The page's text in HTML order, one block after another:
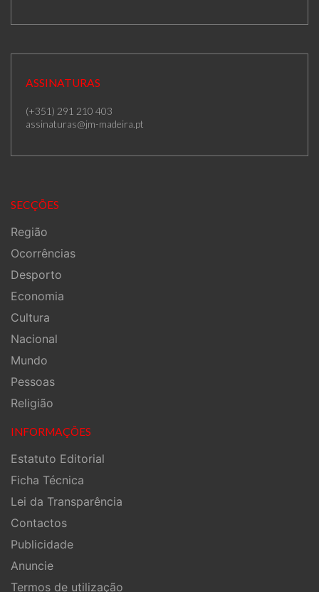
ASSINATURAS
(+351) 291 210 403
assinaturas@jm-madeira.pt
SECÇÕES
Região
Ocorrências
Desporto
Economia
Cultura
Nacional
Mundo
Pessoas
Religião
INFORMAÇÕES
Estatuto Editorial
Ficha Técnica
Lei da Transparência
Contactos
Publicidade
Anuncie
Termos de utilização